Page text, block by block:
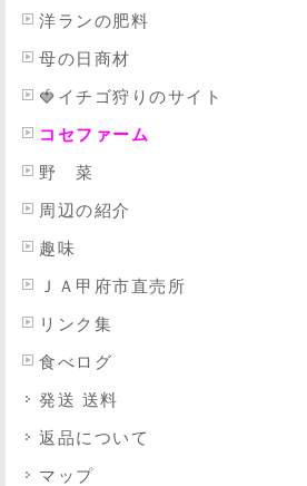
洋ランの肥料
母の日商材
🍓イチゴ狩りのサイト
コセファーム
野 菜
周辺の紹介
趣味
ＪＡ甲府市直売所
リンク集
食べログ
発送 送料
返品について
マップ